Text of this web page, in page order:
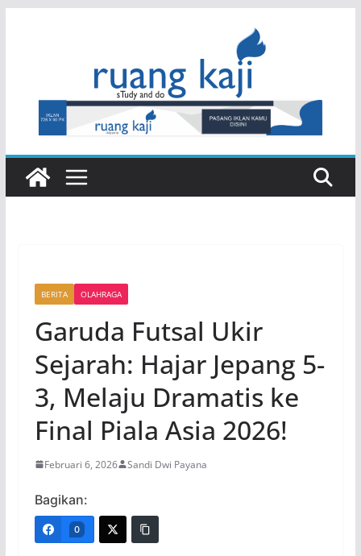
BERITA OLAHRAGA
Garuda Futsal Ukir
Sejarah: Hajar Jepang 5-
3, Melaju Dramatis ke
Final Piala Asia 2026!
Februari 6, 2026 Sandi Dwi Payana
Bagikan:
0